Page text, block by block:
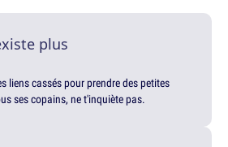
plus
liens cassés pour prendre des petites
ses copains, ne t'inquiète pas.